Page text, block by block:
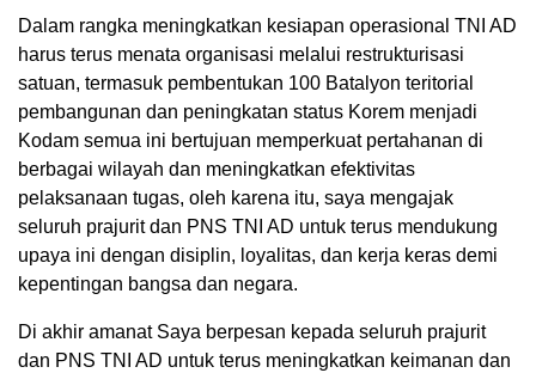
Dalam rangka meningkatkan kesiapan operasional TNI AD
harus terus menata organisasi melalui restrukturisasi
satuan, termasuk pembentukan 100 Batalyon teritorial
pembangunan dan peningkatan status Korem menjadi
Kodam semua ini bertujuan memperkuat pertahanan di
berbagai wilayah dan meningkatkan efektivitas
pelaksanaan tugas, oleh karena itu, saya mengajak
seluruh prajurit dan PNS TNI AD untuk terus mendukung
upaya ini dengan disiplin, loyalitas, dan kerja keras demi
kepentingan bangsa dan negara.
Di akhir amanat Saya berpesan kepada seluruh prajurit
dan PNS TNI AD untuk terus meningkatkan keimanan dan